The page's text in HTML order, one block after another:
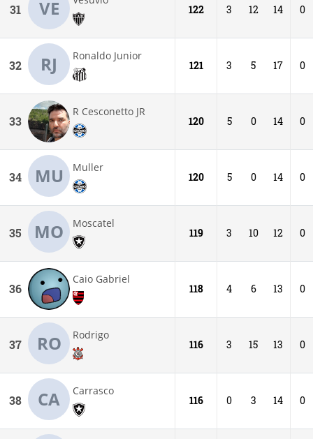
31 VE 122 3 12 14 0
32 RJ Ronaldo Junior
121 3 5 17 0
33
R Cesconetto JR
120 5 0 14 0
34 MU Muller
120 5 0 14 0
35 MO Moscatel
119 3 10 12 0
36
Caio Gabriel
118 4 6 13 0
37 RO Rodrigo
116 3 15 13 0
38 CA Carrasco
116 0 3 14 0